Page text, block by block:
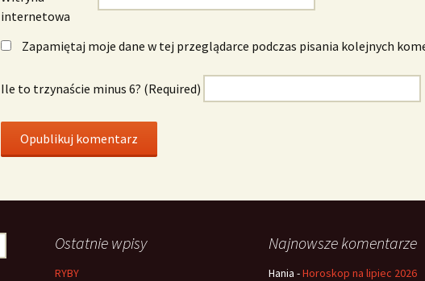
internetowa
Zapamiętaj moje dane w tej przeglądarce podczas pisania kolejnych
Ile to trzynaście minus 6? (Required)
Ostatnie wpisy
RYBY
Najnowsze komentarze
Hania -Horoskop na lipiec 2026